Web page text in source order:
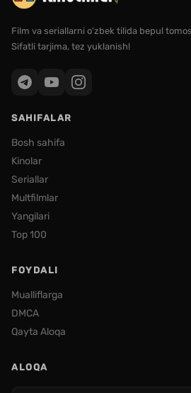
Film va seriallarni o'zbek tilida bepul
Sifatli tarjima, tez yuklanish!
SAHIFALAR
Bosh sahifa
Kinolar
Seriallar
Multfilmlar
Yangilari
Top 100
FOYDALI
Mualliflarga
DMCA
Qayta Aloqa
ALOQA